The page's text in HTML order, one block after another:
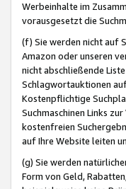
Werbeinhalte im
vorausgesetzt die
(f) Sie werden nicht auf
Amazon oder unseren
nicht abschließende
Schlagwortauktionen
Kostenpflichtige
Suchmaschinen Links
kostenfreien
auf Ihre Website leiten
(g) Sie werden
Form von Geld,